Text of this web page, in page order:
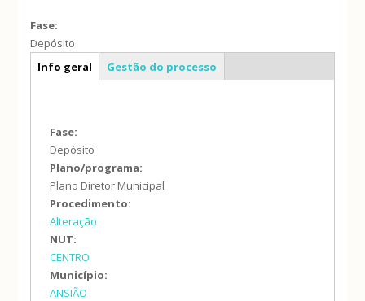
Fase:
Depósito
Caracterização geral
Info geral Gestão do processo
Fase:
Depósito
Plano/programa:
Plano Diretor Municipal
Procedimento:
Alteração
NUT:
CENTRO
Município:
ANSIÃO